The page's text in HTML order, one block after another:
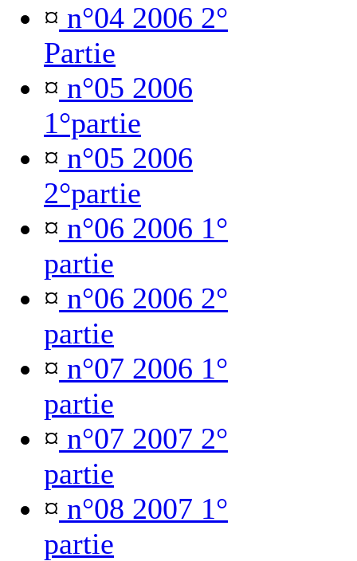
¤ n°04 2006 2°
Partie
¤ n°05 2006
1°partie
¤ n°05 2006
2°partie
¤ n°06 2006 1°
partie
¤ n°06 2006 2°
partie
¤ n°07 2006 1°
partie
¤ n°07 2007 2°
partie
¤ n°08 2007 1°
partie